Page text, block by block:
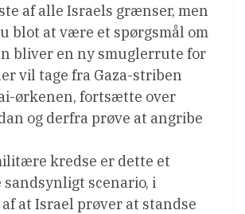
af alle Israels grænser, men
blot at være et spørgsmål om
bliver en ny smuglerrute for
vil tage fra Gaza-striben
ørkenen, fortsætte over
og derfra prøve at angribe
kredse er dette et
sandsynligt scenario, i
at Israel prøver at standse